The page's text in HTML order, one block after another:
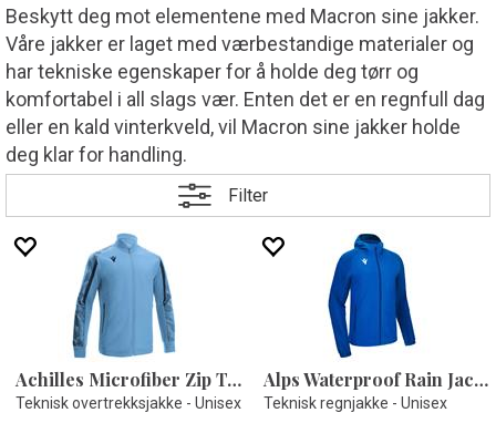
Beskytt deg mot elementene med Macron sine jakker.
Våre jakker er laget med værbestandige materialer og
har tekniske egenskaper for å holde deg tørr og
komfortabel i all slags vær. Enten det er en regnfull dag
eller en kald vinterkveld, vil Macron sine jakker holde
deg klar for handling.
Filter
Achilles Microfiber Zip Top
Teknisk overtrekksjakke - Unisex
Alps Waterproof Rain Jacket
Teknisk regnjakke - Unisex